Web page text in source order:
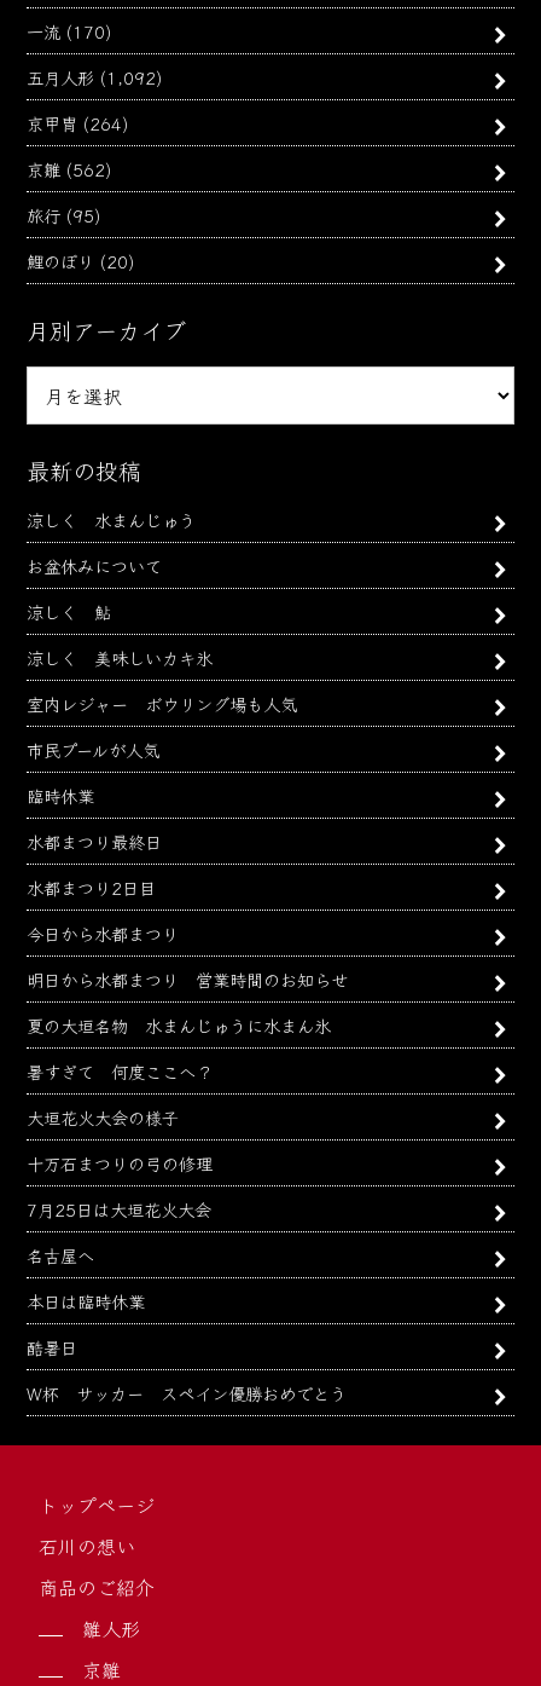
一流 (170)
五月人形 (1,092)
京甲冑 (264)
京雛 (562)
旅行 (95)
鯉のぼり (20)
月別アーカイブ
ー
イ
ブ
最新の投稿
涼しく 水まんじゅう
お盆休みについて
涼しく 鮎
涼しく 美味しいカキ氷
室内レジャー ボウリング場も人気
市民プールが人気
臨時休業
水都まつり最終日
水都まつり2日目
今日から水都まつり
明日から水都まつり 営業時間のお知らせ
夏の大垣名物 水まんじゅうに水まん氷
暑すぎて 何度ここへ？
大垣花火大会の様子
十万石まつりの弓の修理
7月25日は大垣花火大会
名古屋へ
本日は臨時休業
酷暑日
W杯 サッカー スペイン優勝おめでとう
トップページ
石川の想い
商品のご紹介
雛人形
京雛